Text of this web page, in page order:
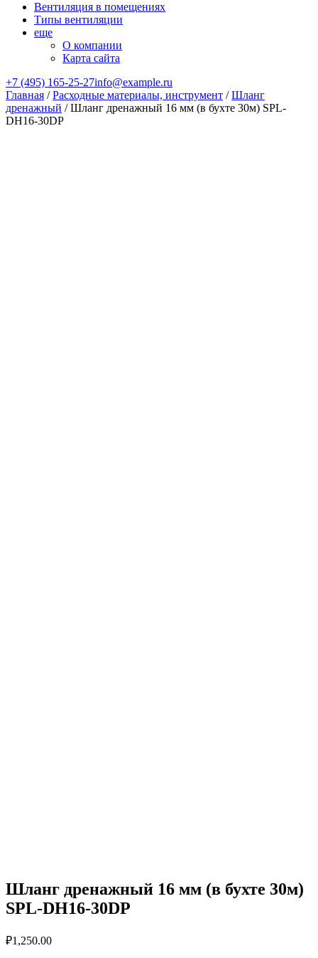
Вентиляция в помещениях
Типы вентиляции
еще
О компании
Карта сайта
+7 (495) 165-25-27info@example.ru
Главная /Расходные материалы, инструмент /Шланг
дренажный / Шланг дренажный 16 мм (в бухте 30м) SPL-
DH16-30DP
Шланг дренажный 16 мм (в бухте 30м)
SPL-DH16-30DP
₽1,250.00